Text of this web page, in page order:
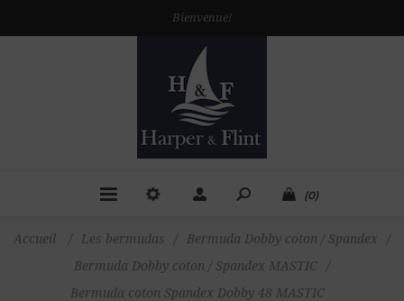
Bienvenue!
(0)
Accueil / Les bermudas / Bermuda Dobby coton / Spandex
/
Bermuda Dobby coton / Spandex MASTIC
/
Bermuda coton Spandex Dobby 48 MASTIC